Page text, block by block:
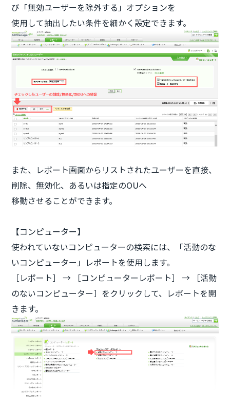
び「無効ユーザーを除外する」オプションを
使用して抽出したい条件を細かく設定できます。
また、レポート画面からリストされたユーザーを直接、
削除、無効化、あるいは指定のOUへ
移動させることができます。
【コンピューター】
使われていないコンピューターの検索には、「活動のな
いコンピューター」レポートを使用します。
［レポート］ → ［コンピューターレポート］ → ［活動
のないコンピューター］をクリックして、レポートを開
きます。